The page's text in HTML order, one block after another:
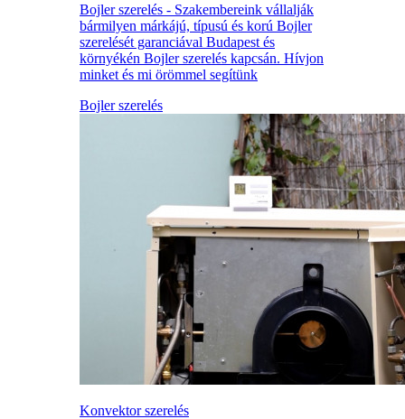
Bojler szerelés - Szakembereink vállalják
bármilyen márkájú, típusú és korú Bojler
szerelését garanciával Budapest és
környékén Bojler szerelés kapcsán. Hívjon
minket és mi örömmel segítünk
Bojler szerelés
Konvektor szerelés